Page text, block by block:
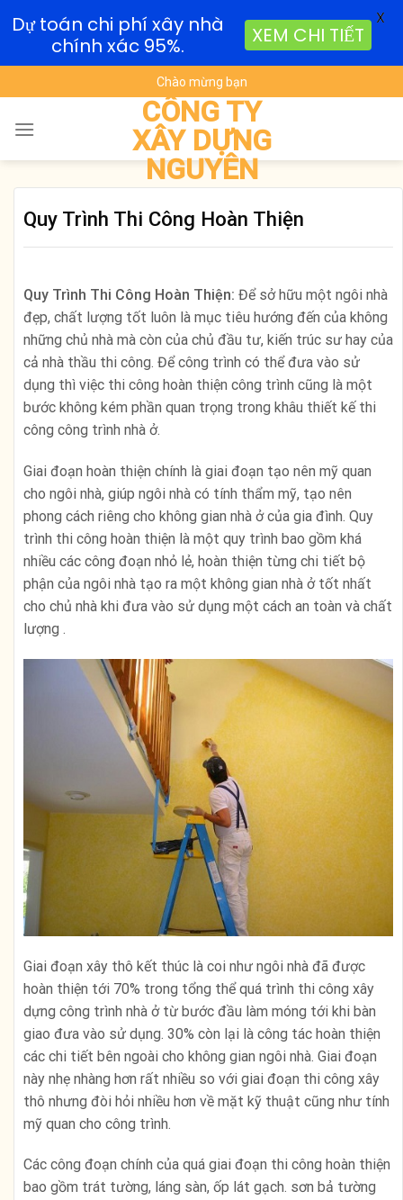
to
content
Chào mừng bạn
CÔNG TY
XÂY DỰNG
NGUYÊN
Quy Trình Thi Công Hoàn Thiện
Quy Trình Thi Công Hoàn Thiện: Để sở hữu một ngôi nhà
đẹp, chất lượng tốt luôn là mục tiêu hướng đến của không
những chủ nhà mà còn của chủ đầu tư, kiến trúc sư hay của
cả nhà thầu thi công. Để công trình có thể đưa vào sử
dụng thì việc thi công hoàn thiện công trình cũng là một
bước không kém phần quan trọng trong khâu thiết kế thi
công công trình nhà ở.
Giai đoạn hoàn thiện chính là giai đoạn tạo nên mỹ quan
cho ngôi nhà, giúp ngôi nhà có tính thẩm mỹ, tạo nên
phong cách riêng cho không gian nhà ở của gia đình. Quy
trình thi công hoàn thiện là một quy trình bao gồm khá
nhiều các công đoạn nhỏ lẻ, hoàn thiện từng chi tiết bộ
phận của ngôi nhà tạo ra một không gian nhà ở tốt nhất
cho chủ nhà khi đưa vào sử dụng một cách an toàn và chất
lượng .
Giai đoạn xây thô kết thúc là coi như ngôi nhà đã được
hoàn thiện tới 70% trong tổng thể quá trình thi công xây
dựng công trình nhà ở từ bước đầu làm móng tới khi bàn
giao đưa vào sử dụng. 30% còn lại là công tác hoàn thiện
các chi tiết bên ngoài cho không gian ngôi nhà. Giai đoạn
này nhẹ nhàng hơn rất nhiều so với giai đoạn thi công xây
thô nhưng đòi hỏi nhiều hơn về mặt kỹ thuật cũng như tính
mỹ quan cho công trình.
Các công đoạn chính của quá giai đoạn thi công hoàn thiện
bao gồm trát tường, láng sàn, ốp lát gạch. sơn bả tường
Dự toán chi phí xây nhà
chính xác 95%.
XEM CHI TIẾT
X